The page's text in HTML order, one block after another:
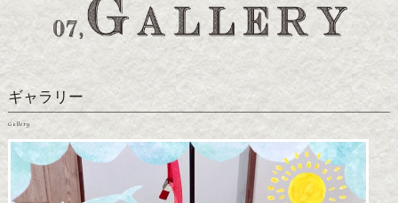
ギャラリー
Gallery